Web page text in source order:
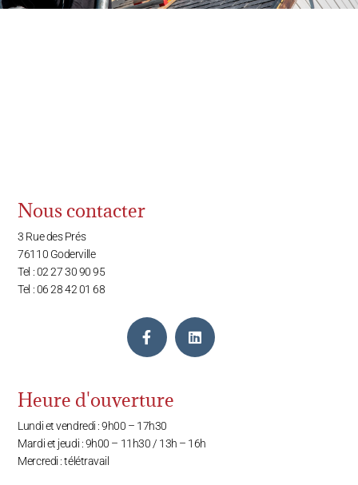
Nous contacter
3 Rue des Prés
76110 Goderville
Tel : 02 27 30 90 95
Tel : 06 28 42 01 68
Heure d'ouverture
Lundi et vendredi : 9h00 – 17h30
Mardi et jeudi : 9h00 – 11h30 / 13h – 16h
Mercredi : télétravail